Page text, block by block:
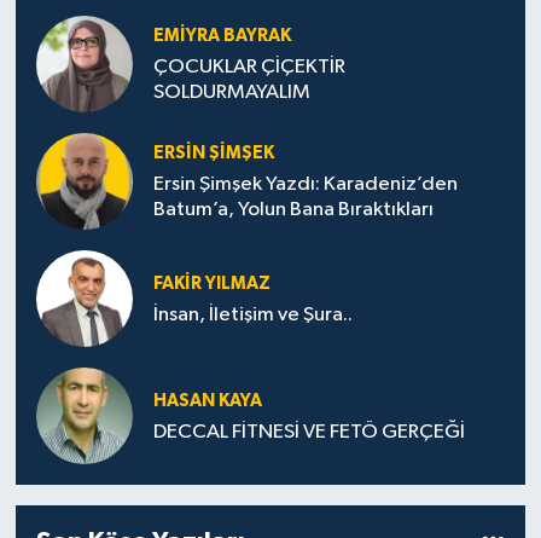
EMIYRA BAYRAK
ÇOCUKLAR ÇİÇEKTİR
SOLDURMAYALIM
ERSIN ŞIMŞEK
Ersin Şimşek Yazdı: Karadeniz’den
Batum’a, Yolun Bana Bıraktıkları
FAKIR YILMAZ
İnsan, İletişim ve Şura..
HASAN KAYA
DECCAL FİTNESİ VE FETÖ GERÇEĞİ